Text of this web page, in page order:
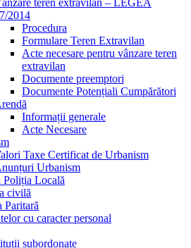
2014
Procedura
Formulare Teren Extravilan
Acte necesare pentru vânzare teren
extravilan
Documente preemptori
Documente Potențiali Cumpărători
Informații generale
Acte Necesare
Taxe Certificat de Urbanism
Urbanism
Poliția Locală
civilă
Paritară
cu caracter personal
subordonate